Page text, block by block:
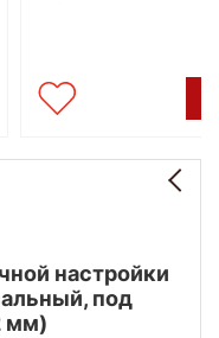
настройки
под
мм)